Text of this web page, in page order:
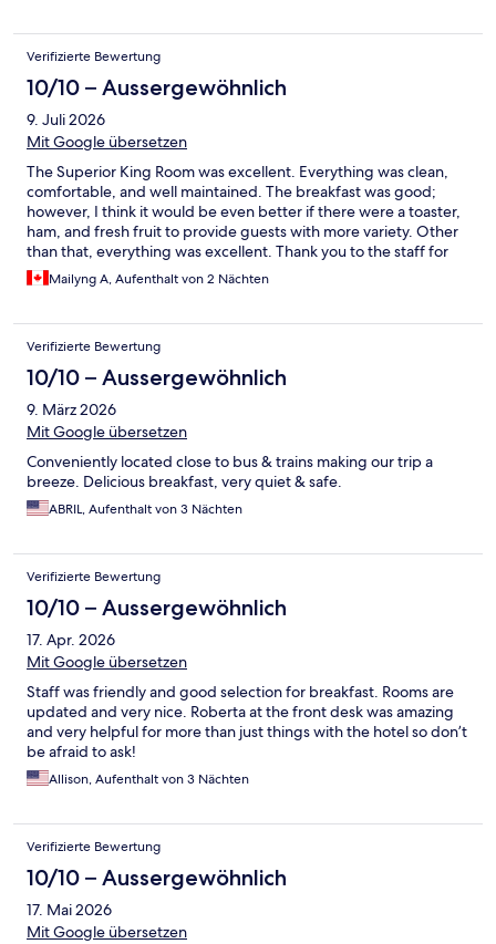
Verifizierte Bewertung
10/10 – Aussergewöhnlich
9. Juli 2026
Mit Google übersetzen
The Superior King Room was excellent. Everything was clean,
comfortable, and well maintained. The breakfast was good;
however, I think it would be even better if there were a toaster,
ham, and fresh fruit to provide guests with more variety. Other
than that, everything was excellent. Thank you to the staff for
their kindness and the great service we received.
Mailyng A, Aufenthalt von 2 Nächten
Verifizierte Bewertung
10/10 – Aussergewöhnlich
9. März 2026
Mit Google übersetzen
Conveniently located close to bus & trains making our trip a
breeze. Delicious breakfast, very quiet & safe.
ABRIL, Aufenthalt von 3 Nächten
Verifizierte Bewertung
10/10 – Aussergewöhnlich
17. Apr. 2026
Mit Google übersetzen
Staff was friendly and good selection for breakfast. Rooms are
updated and very nice. Roberta at the front desk was amazing
and very helpful for more than just things with the hotel so don’t
be afraid to ask!
Allison, Aufenthalt von 3 Nächten
Verifizierte Bewertung
10/10 – Aussergewöhnlich
17. Mai 2026
Mit Google übersetzen